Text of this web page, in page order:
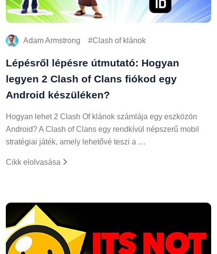
Adam Armstrong Clash of klánok
Lépésről lépésre útmutató: Hogyan
legyen 2 Clash of Clans fiókod egy
Android készüléken?
Hogyan lehet 2 Clash Of klánok számlája egy eszközön
Android? A Clash of Clans egy rendkívül népszerű mobil
stratégiai játék, amely lehetővé teszi a …
Cikk elolvasása